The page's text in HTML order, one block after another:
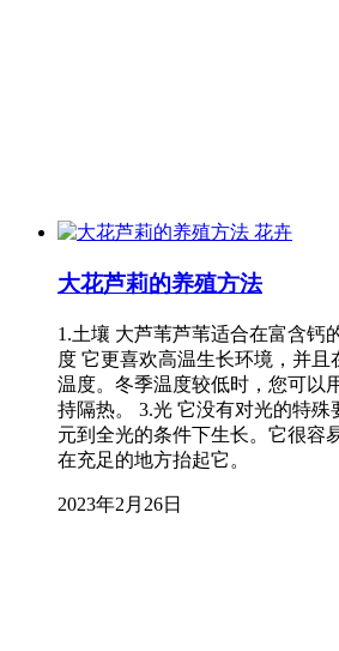
花卉
大花芦莉的养殖方法
1.土壤 大芦苇芦苇适合在富含钙
度 它更喜欢高温生长环境，并
温度。冬季温度较低时，您可以
持隔热。 3.光 它没有对光的特
元到全光的条件下生长。它很容
在充足的地方抬起它。
2023年2月26日